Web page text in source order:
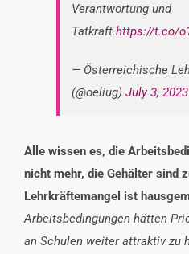
Verantwortung und
Tatkraft.https://t.co/
— Österreichische
(@oeliug) July 3, 2023
Alle wissen es, die
nicht mehr, die Gehälter sind
Lehrkräftemangel ist
Arbeitsbedingungen hätten
an Schulen weiter attraktiv zu